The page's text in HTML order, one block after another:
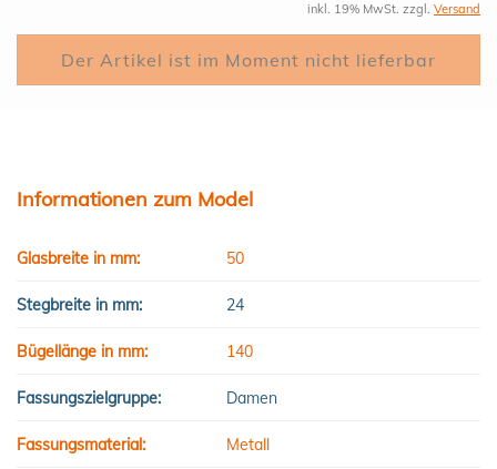
inkl. 19% MwSt. zzgl. Versand
Informationen zum Model
Glasbreite in mm: 50
Stegbreite in mm: 24
Bügellänge in mm: 140
Fassungszielgruppe: Damen
Fassungsmaterial: Metall